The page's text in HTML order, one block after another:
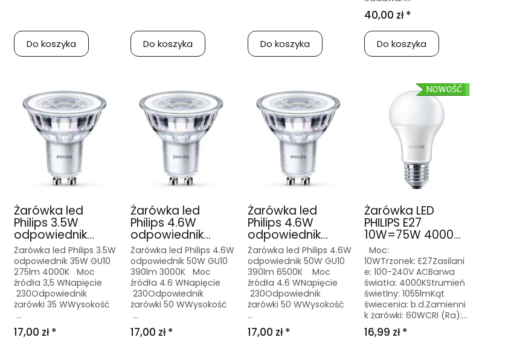
Do koszyka Do koszyka Do koszyka
40,00 zł *
Do koszyka
Żarówka led
Philips 3.5W
odpowiednik...
Żarówka led Philips 3.5W
odpowiednik 35W GU10
275lm 4000K Moc
źródła 3,5 WNapięcie
230Odpowiednik
żarówki 35 WWysokość
...
17,00 zł *
Żarówka led
Philips 4.6W
odpowiednik...
Żarówka led Philips 4.6W
odpowiednik 50W GU10
390lm 3000K Moc
źródła 4.6 WNapięcie
230Odpowiednik
żarówki 50 WWysokość
...
17,00 zł *
Żarówka led
Philips 4.6W
odpowiednik...
Żarówka led Philips 4.6W
odpowiednik 50W GU10
390lm 6500K Moc
źródła 4.6 WNapięcie
230Odpowiednik
żarówki 50 WWysokość
...
17,00 zł *
Żarówka LED
PHILIPS E27
10W=75W 4000...
Moc:
10WTrzonek: E27Zasilani
e: 100-240V ACBarwa
światła: 4000KStrumień
świetlny: 1055lmKąt
świecenia: b.d.Zamienni
k żarówki: 60WCRI (Ra):...
16,99 zł *